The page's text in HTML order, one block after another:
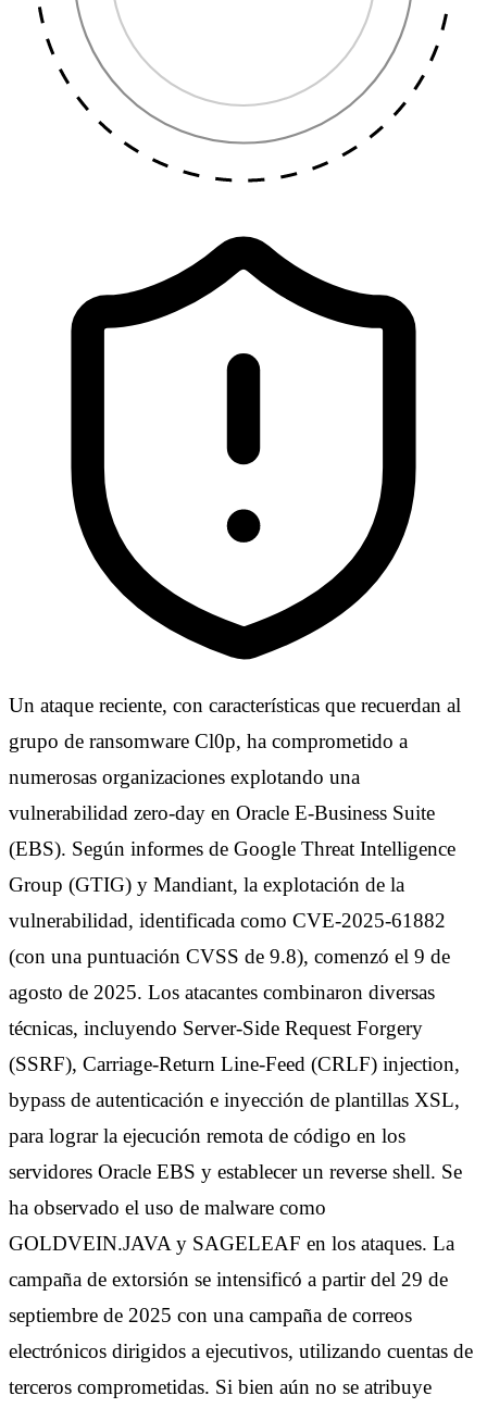
Un ataque reciente, con características que recuerdan al
grupo de ransomware Cl0p, ha comprometido a
numerosas organizaciones explotando una
vulnerabilidad zero-day en Oracle E-Business Suite
(EBS). Según informes de Google Threat Intelligence
Group (GTIG) y Mandiant, la explotación de la
vulnerabilidad, identificada como CVE-2025-61882
(con una puntuación CVSS de 9.8), comenzó el 9 de
agosto de 2025. Los atacantes combinaron diversas
técnicas, incluyendo Server-Side Request Forgery
(SSRF), Carriage-Return Line-Feed (CRLF) injection,
bypass de autenticación e inyección de plantillas XSL,
para lograr la ejecución remota de código en los
servidores Oracle EBS y establecer un reverse shell. Se
ha observado el uso de malware como
GOLDVEIN.JAVA y SAGELEAF en los ataques. La
campaña de extorsión se intensificó a partir del 29 de
septiembre de 2025 con una campaña de correos
electrónicos dirigidos a ejecutivos, utilizando cuentas de
terceros comprometidas. Si bien aún no se atribuye